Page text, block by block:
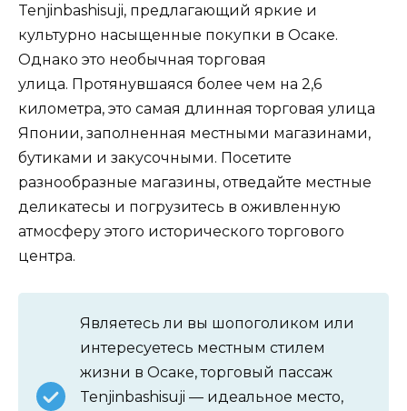
Tenjinbashisuji, предлагающий яркие и
культурно насыщенные покупки в Осаке.
Однако это необычная торговая
улица. Протянувшаяся более чем на 2,6
километра, это самая длинная торговая улица
Японии, заполненная местными магазинами,
бутиками и закусочными. Посетите
разнообразные магазины, отведайте местные
деликатесы и погрузитесь в оживленную
атмосферу этого исторического торгового
центра.
Являетесь ли вы шопоголиком или
интересуетесь местным стилем
жизни в Осаке, торговый пассаж
Tenjinbashisuji — идеальное место,